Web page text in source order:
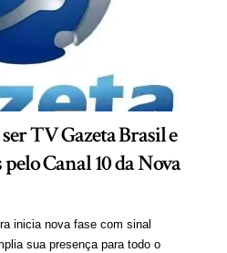
TV Gazeta Brasil e
Canal 10 da Nova
inicia nova fase com sinal
sua presença para todo o